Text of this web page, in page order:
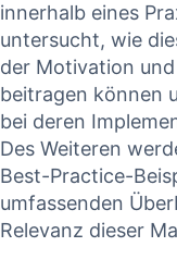
innerhalb​ eines
untersucht, wie‌
der⁤ Motivation
beitragen können
bei deren
Des Weiteren
Best-Practice-
umfassenden
Relevanz dieser